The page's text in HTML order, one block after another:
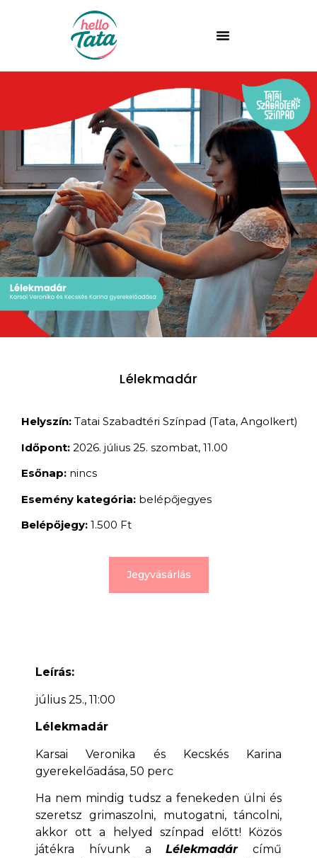
Lélekmadár
Helyszín: Tatai Szabadtéri Színpad (Tata, Angolkert)
Időpont: 2026. július 25. szombat, 11.00
Esőnap: nincs
Esemény kategória: belépőjegyes
Belépőjegy: 1.500 Ft
Jegyvásárlás
Leírás:
július 25., 11:00
Lélekmadár
Karsai Veronika és Kecskés Karina
gyerekelőadása, 50 perc
Ha nem mindig tudsz a fenekeden ülni és
szeretsz grimaszolni, mutogatni, táncolni,
akkor ott a helyed színpad előtt! Közös
játékra hívunk aLélekmadárcímű